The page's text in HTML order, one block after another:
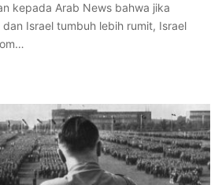
kepada Arab News bahwa jika
Israel tumbuh lebih rumit, Israel